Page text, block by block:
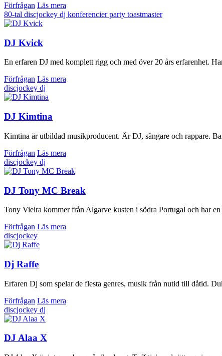
Förfrågan Läs mera
80-tal discjockey dj konferencierparty toastmaster
DJ Kvick
En erfaren DJ med komplett rigg och med över 20 års erfarenhet.
Förfrågan Läs mera
discjockey dj
DJ Kimtina
Kimtina är utbildad musikproducent. Är DJ, sångare och rappare.
Förfrågan Läs mera
discjockey dj
DJ Tony MC Break
Tony Vieira kommer från Algarve kusten i södra Portugal och har
Förfrågan Läs mera
discjockey
Dj Raffe
Erfaren Dj som spelar de flesta genres, musik från nutid till dåtid.
Förfrågan Läs mera
discjockey dj
DJ Alaa X